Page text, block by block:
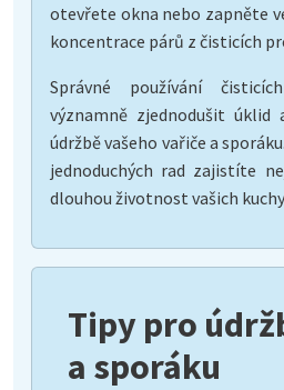
otevřete okna nebo zapněte
koncentrace párů z čisticích
Správné používání
významně zjednodušit
údržbě vašeho vařiče a
jednoduchých rad zajistíte
dlouhou životnost vašich
Tipy pro
a sporáku